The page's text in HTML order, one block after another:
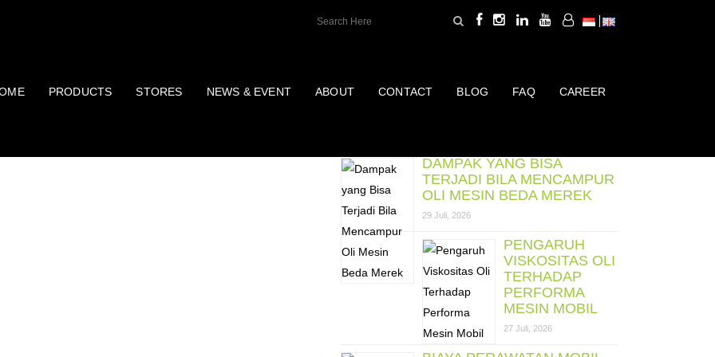
PRODUCTS STORES NEWS & EVENT ABOUT CONTACT BLOG FAQ CAREER
DAMPAK YANG BISA
TERJADI BILA MENCAMPUR
OLI MESIN BEDA MEREK
29 Juli, 2026
PENGARUH
VISKOSITAS OLI
TERHADAP
PERFORMA
MESIN MOBIL
27 Juli, 2026